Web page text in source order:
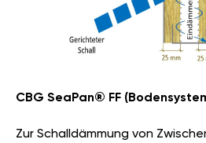
CBG SeaPan® FF
Zur Schalldämmung von